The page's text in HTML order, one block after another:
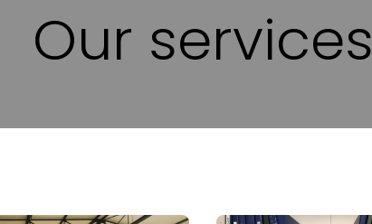
Our services